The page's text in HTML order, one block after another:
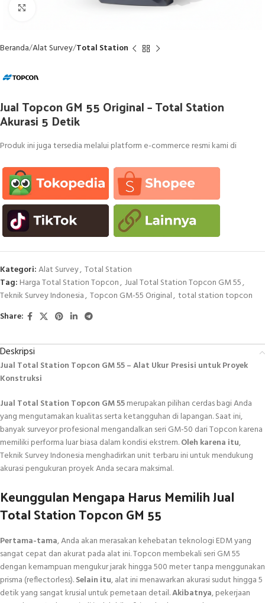
Beranda Alat Survey Total Station
Jual Topcon GM 55 Original – Total Station
Akurasi 5 Detik
Produk ini juga tersedia melalui platform e-commerce resmi kami di
Kategori:Alat Survey, Total Station
Tag: Harga Total Station Topcon, Jual Total Station Topcon GM 55,
Teknik Survey Indonesia, Topcon GM-55 Original, total station topcon
Share:
Deskripsi
Jual Total Station Topcon GM 55 – Alat Ukur Presisi untuk Proyek
Konstruksi
Jual Total Station Topcon GM 55merupakan pilihan cerdas bagi Anda
yang mengutamakan kualitas serta ketangguhan di lapangan. Saat ini,
banyak surveyor profesional mengandalkan seri GM-50 dari Topcon karena
memiliki performa luar biasa dalam kondisi ekstrem.Oleh karena itu,
Teknik Survey Indonesia menghadirkan unit terbaru ini untuk mendukung
akurasi pengukuran proyek Anda secara maksimal.
Keunggulan Mengapa Harus Memilih Jual
Total Station Topcon GM 55
Pertama-tama, Anda akan merasakan kehebatan teknologi EDM yang
sangat cepat dan akurat pada alat ini. Topcon membekali seri GM 55
dengan kemampuan mengukur jarak hingga 500 meter tanpa menggunakan
prisma (reflectorless).Selain itu, alat ini menawarkan akurasi sudut hingga 5
detik yang sangat krusial untuk pemetaan detail.Akibatnya, pekerjaan